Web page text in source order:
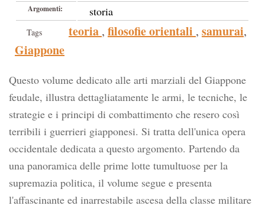
Argomenti: storia
Tags teoria , filosofie orientali , samurai,
Giappone
Questo volume dedicato alle arti marziali del Giappone
feudale, illustra dettagliatamente le armi, le tecniche, le
strategie e i principi di combattimento che resero così
terribili i guerrieri giapponesi. Si tratta dell'unica opera
occidentale dedicata a questo argomento. Partendo da
una panoramica delle prime lotte tumultuose per la
supremazia politica, il volume segue e presenta
l'affascinante ed inarrestabile ascesa della classe militare